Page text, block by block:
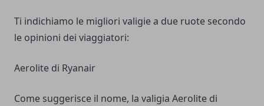
Ti indichiamo le migliori valigie a due ruote secondo
le opinioni dei viaggiatori:
Aerolite di Ryanair
Come suggerisce il nome, la valigia Aerolite di